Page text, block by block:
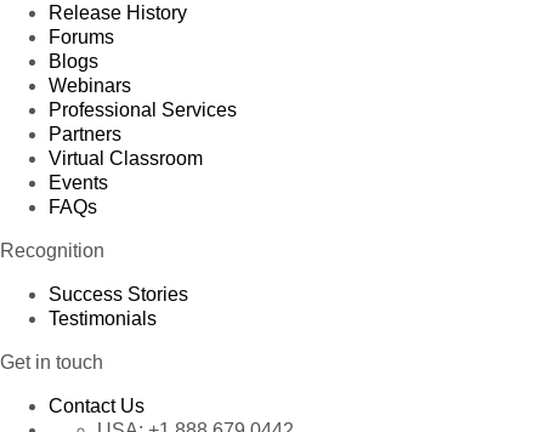
Release History
Forums
Blogs
Webinars
Professional Services
Partners
Virtual Classroom
Events
FAQs
Recognition
Success Stories
Testimonials
Get in touch
Contact Us